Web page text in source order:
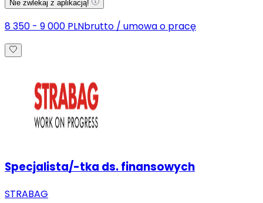
Nie zwlekaj z aplikacją!
8 350 - 9 000 PLNbrutto / umowa o pracę
Specjalista/-tka ds. finansowych
STRABAG